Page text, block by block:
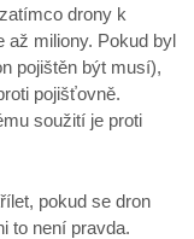
drony k
miliony. Pokud byl
pojištěn být musí),
pojišťovně.
soužití je proti
pokud se dron
to není pravda.